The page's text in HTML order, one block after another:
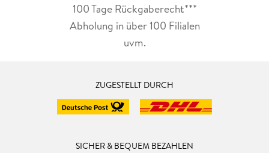
100 Tage Rückgaberecht***
Abholung in über 100 Filialen
uvm.
ZUGESTELLT DURCH
SICHER & BEQUEM BEZAHLEN